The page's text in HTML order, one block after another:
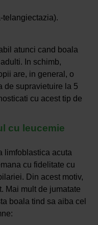
telangiectazia).
atunci cand boala
In schimb,
are, in general, o
de supravietuire la 5
cu acest tip de
cu leucemie
limfoblastica acuta
cu fidelitate cu
Din acest motiv,
Mai mult de jumatate
boala tind sa aiba cel